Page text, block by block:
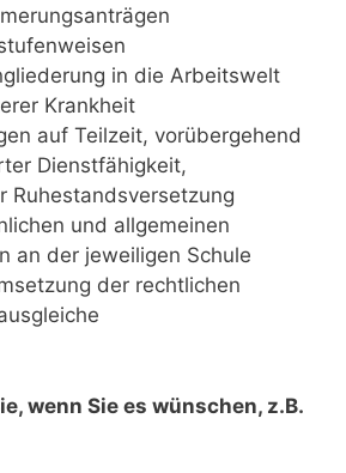
in die Arbeitswelt
Krankheit
auf Teilzeit, vorübergehend
Dienstfähigkeit,
Ruhestandsversetzung
und allgemeinen
an der jeweiligen Schule
der rechtlichen
wenn Sie es wünschen, z.B.